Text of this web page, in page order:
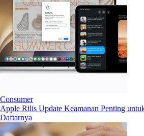
Consumer
Apple Rilis Update Keamanan Penting
Daftarnya